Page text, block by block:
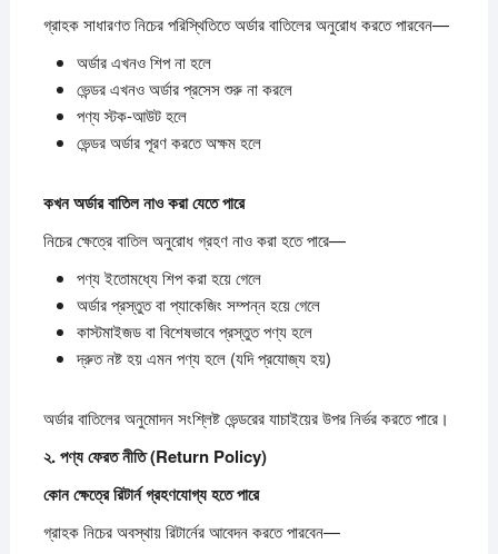
গ্রাহক সাধারণত নিচের পরিস্থিতিতে অর্ডার বাতিলের অনুরোধ করতে পারবেন—
অর্ডার এখনও শিপ না হলে
ভেন্ডর এখনও অর্ডার প্রসেস শুরু না করলে
পণ্য স্টক-আউট হলে
ভেন্ডর অর্ডার পূরণ করতে অক্ষম হলে
কখনঅর্ডারবাতিলনাওকরাযেতেপারে
নিচের ক্ষেত্রে বাতিল অনুরোধ গ্রহণ নাও করা হতে পারে—
পণ্য ইতোমধ্যে শিপ করা হয়ে গেলে
অর্ডার প্রস্তুত বা প্যাকেজিং সম্পন্ন হয়ে গেলে
কাস্টমাইজড বা বিশেষভাবে প্রস্তুত পণ্য হলে
দ্রুত নষ্ট হয় এমন পণ্য হলে (যদি প্রযোজ্য হয়)
অর্ডার বাতিলের অনুমোদন সংশ্লিষ্ট ভেন্ডরের যাচাইয়ের উপর নির্ভর করতে পারে।
২.পণ্যফেরতনীতি (Return Policy)
কোনক্ষেত্রেরিটার্নগ্রহণযোগ্যহতেপারে
গ্রাহক নিচের অবস্থায় রিটার্নের আবেদন করতে পারবেন—